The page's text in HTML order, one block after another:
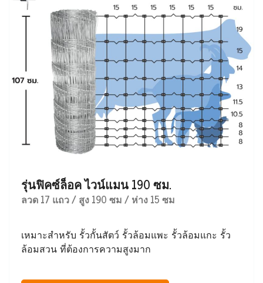
รุ่นฟิคซ์ล็อค ไวน์แมน 190 ซม.
ลวด 17 แถว / สูง 190 ซม / ห่าง 15 ซม
เหมาะสำหรับ รั้วกั้นสัตว์ รั้วล้อมแพะ รั้วล้อมแกะ รั้ว
ล้อมสวน ที่ต้องการความสูงมาก